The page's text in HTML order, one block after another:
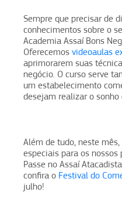
Sempre que precisar de
conhecimentos sobre o
Academia Assaí Bons
Oferecemos videoaulas
aprimorarem suas
negócio. O curso serve
um estabelecimento
desejam realizar o
Além de tudo, neste
especiais para os nossos
Passe no Assaí
confira o Festival do
julho!